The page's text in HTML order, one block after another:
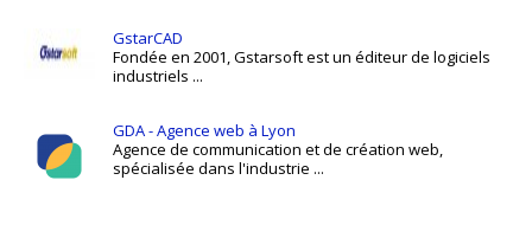
GstarCAD
Fondée en 2001, Gstarsoft est un éditeur de logiciels
industriels ...
GDA - Agence web à Lyon
Agence de communication et de création web,
spécialisée dans l'industrie ...